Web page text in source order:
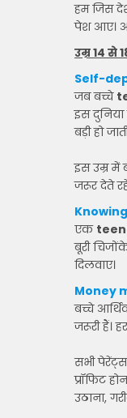
हम जिस
पेश आए।
उम्र 14 से
Self-
जब बच्चे
इस
बड़ी हो
इस उम्र में
जरूर देते
एक
बूरी
दिलवाए।
Money
बच्चे
जरूरी हैं।
सभी
प्रॉफिट
उठाना,